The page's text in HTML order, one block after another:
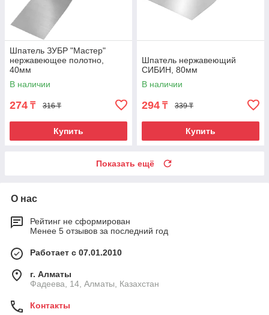
Шпатель ЗУБР "Мастер"
нержавеющее полотно,
40мм
В наличии
274 ₸ 316 ₸
Купить
Шпатель нержавеющий
СИБИН, 80мм
В наличии
294 ₸ 339 ₸
Купить
Показать ещё
О нас
Рейтинг не сформирован
Менее 5 отзывов за последний год
Работает с 07.01.2010
г. Алматы
Фадеева, 14, Алматы, Казахстан
Контакты